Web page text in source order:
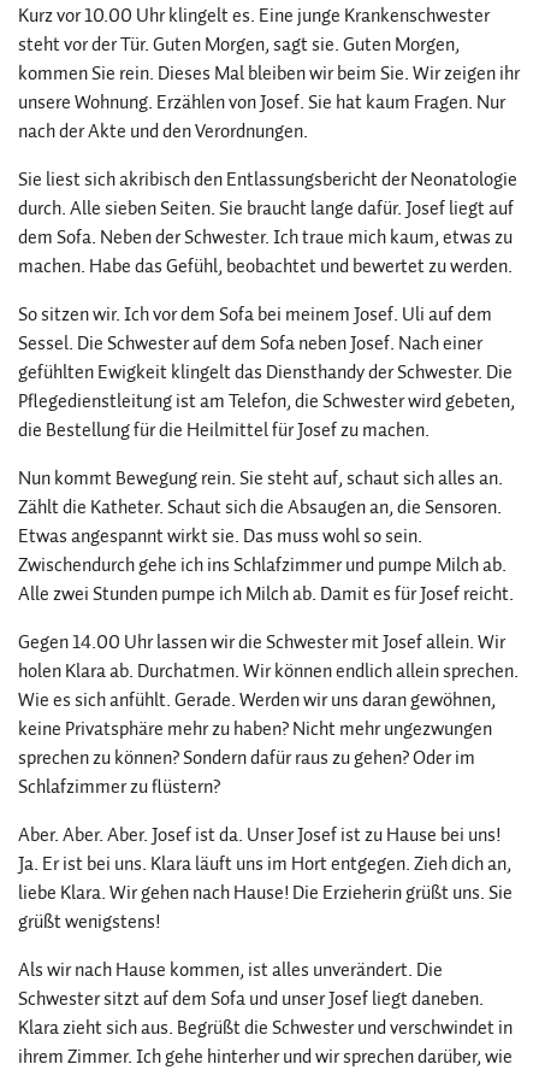
Kurz vor 10.00 Uhr klingelt es. Eine junge Krankenschwester
steht vor der Tür. Guten Morgen, sagt sie. Guten Morgen,
kommen Sie rein. Dieses Mal bleiben wir beim Sie. Wir zeigen ihr
unsere Wohnung. Erzählen von Josef. Sie hat kaum Fragen. Nur
nach der Akte und den Verordnungen.
Sie liest sich akribisch den Entlassungsbericht der Neonatologie
durch. Alle sieben Seiten. Sie braucht lange dafür. Josef liegt auf
dem Sofa. Neben der Schwester. Ich traue mich kaum, etwas zu
machen. Habe das Gefühl, beobachtet und bewertet zu werden.
So sitzen wir. Ich vor dem Sofa bei meinem Josef. Uli auf dem
Sessel. Die Schwester auf dem Sofa neben Josef. Nach einer
gefühlten Ewigkeit klingelt das Diensthandy der Schwester. Die
Pflegedienstleitung ist am Telefon, die Schwester wird gebeten,
die Bestellung für die Heilmittel für Josef zu machen.
Nun kommt Bewegung rein. Sie steht auf, schaut sich alles an.
Zählt die Katheter. Schaut sich die Absaugen an, die Sensoren.
Etwas angespannt wirkt sie. Das muss wohl so sein.
Zwischendurch gehe ich ins Schlafzimmer und pumpe Milch ab.
Alle zwei Stunden pumpe ich Milch ab. Damit es für Josef reicht.
Gegen 14.00 Uhr lassen wir die Schwester mit Josef allein. Wir
holen Klara ab. Durchatmen. Wir können endlich allein sprechen.
Wie es sich anfühlt. Gerade. Werden wir uns daran gewöhnen,
keine Privatsphäre mehr zu haben? Nicht mehr ungezwungen
sprechen zu können? Sondern dafür raus zu gehen? Oder im
Schlafzimmer zu flüstern?
Aber. Aber. Aber. Josef ist da. Unser Josef ist zu Hause bei uns!
Ja. Er ist bei uns. Klara läuft uns im Hort entgegen. Zieh dich an,
liebe Klara. Wir gehen nach Hause! Die Erzieherin grüßt uns. Sie
grüßt wenigstens!
Als wir nach Hause kommen, ist alles unverändert. Die
Schwester sitzt auf dem Sofa und unser Josef liegt daneben.
Klara zieht sich aus. Begrüßt die Schwester und verschwindet in
ihrem Zimmer. Ich gehe hinterher und wir sprechen darüber, wie